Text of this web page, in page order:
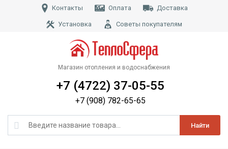
Контакты Оплата Доставка
Установка Советы покупателям
Магазин отопления и водоснабжения
Найти
+7 (4722) 37-05-55
+7 (908) 782-65-65